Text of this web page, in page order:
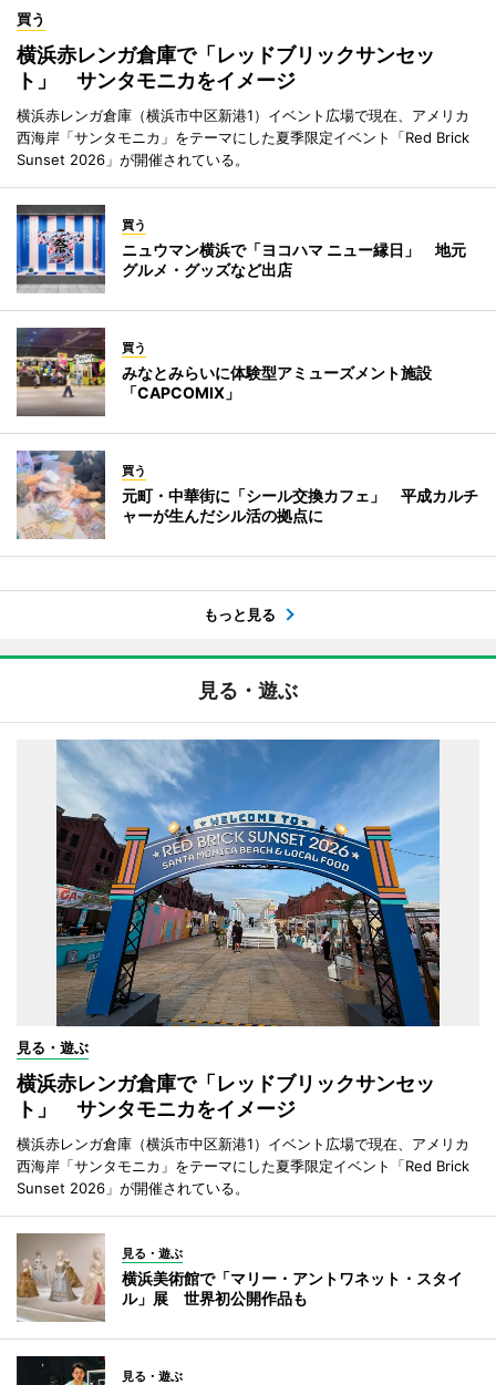
買う
横浜赤レンガ倉庫で「レッドブリックサンセッ
ト」 サンタモニカをイメージ
横浜赤レンガ倉庫（横浜市中区新港1）イベント広場で現在、アメリカ
西海岸「サンタモニカ」をテーマにした夏季限定イベント「Red Brick
Sunset 2026」が開催されている。
買う
ニュウマン横浜で「ヨコハマ ニュー縁日」 地元
グルメ・グッズなど出店
買う
みなとみらいに体験型アミューズメント施設
「CAPCOMIX」
買う
元町・中華街に「シール交換カフェ」 平成カルチ
ャーが生んだシル活の拠点に
もっと見る
見る・遊ぶ
見る・遊ぶ
横浜赤レンガ倉庫で「レッドブリックサンセッ
ト」 サンタモニカをイメージ
横浜赤レンガ倉庫（横浜市中区新港1）イベント広場で現在、アメリカ
西海岸「サンタモニカ」をテーマにした夏季限定イベント「Red Brick
Sunset 2026」が開催されている。
見る・遊ぶ
横浜美術館で「マリー・アントワネット・スタイ
ル」展 世界初公開作品も
見る・遊ぶ